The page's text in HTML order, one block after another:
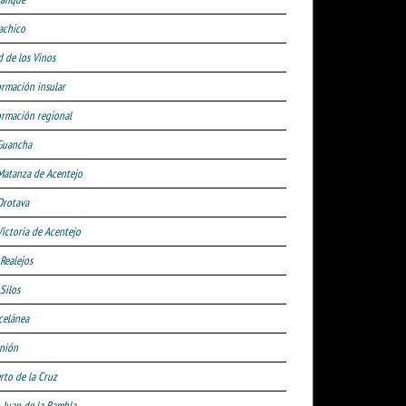
de los Vinos
insular
regional
de Acentejo
de Acentejo
de la Cruz